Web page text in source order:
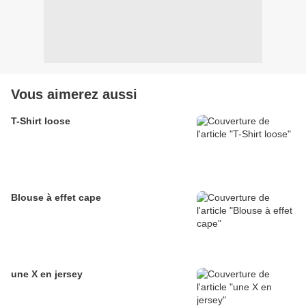
Vous aimerez aussi
T-Shirt loose
Blouse à effet cape
une X en jersey